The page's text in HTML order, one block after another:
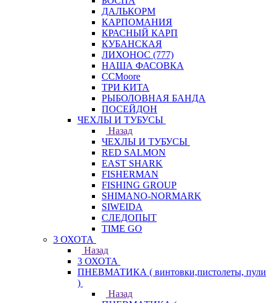
ДАЛЬКОРМ
КАРПОМАНИЯ
КРАСНЫЙ КАРП
КУБАНСКАЯ
ЛИХОНОС (777)
НАША ФАСОВКА
СCMoore
ТРИ КИТА
РЫБОЛОВНАЯ БАНДА
ПОСЕЙДОН
ЧЕХЛЫ И ТУБУСЫ
Назад
ЧЕХЛЫ И ТУБУСЫ
RED SALMON
EAST SHARK
FISHERMAN
FISHING GROUP
SHIMANO-NORMARK
SIWEIDA
СЛЕДОПЫТ
TIME GO
3 ОХОТА
Назад
3 ОХОТА
ПНЕВМАТИКА ( винтовки,пистолеты, пули
)
Назад